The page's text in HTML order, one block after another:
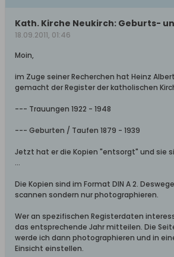
Kath. Kirche Neukirch: Geburts-
18.09.2011, 01:46
Moin,
im Zuge seiner Recherchen hat Heinz
gemacht der Register der katholischen
--- Trauungen 1922 - 1948
--- Geburten / Taufen 1879 - 1939
Jetzt hat er die Kopien "entsorgt" und sie
...
Die Kopien sind im Format DIN A 2.
scannen sondern nur photographieren.
Wer an spezifischen Registerdaten
das entsprechende Jahr mitteilen. Die
werde ich dann photographieren und in
Einsicht einstellen.